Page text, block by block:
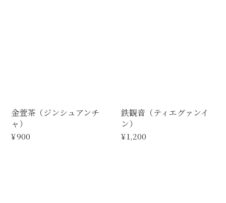
金萓茶（ジンシュアンチ
ャ）
¥900
鉄観音（ティエグァンイ
ン）
¥1,200